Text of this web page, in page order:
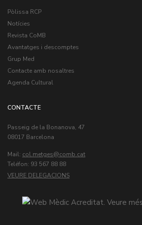
Pòlissa RCP
Notícies
Revista CoMB
Avantatges i descomptes
Grup Med
Contacte amb nosaltres
Agenda Cultural
CONTACTE
Passeig de la Bonanova, 47
08017 Barcelona
Mail: col.metges
Teléfon: 93 567 88 88
VEURE DELEGACIONS